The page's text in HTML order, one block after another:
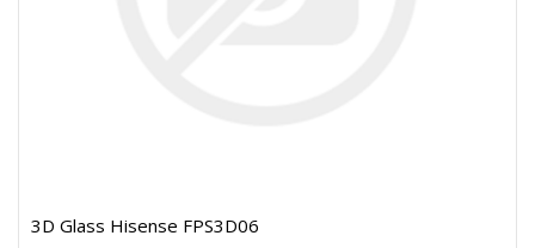
3D Glass Hisense FPS3D06